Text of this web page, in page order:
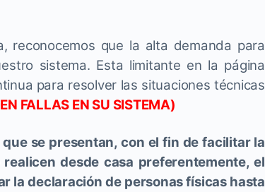
que la alta demanda para
sistema. Esta limitante en la página
para resolver las situaciones técnicas
FALLAS EN SU SISTEMA)
se presentan, con el fin de facilitar la
desde casa preferentemente, el
la declaración de personas físicas hasta